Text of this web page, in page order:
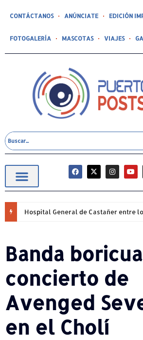
CONTÁCTANOS ANÚNCIATE EDICIÓN
FOTOGALERÍA MASCOTAS VIAJES
Banda
concierto de
Avenged
en el Cholí